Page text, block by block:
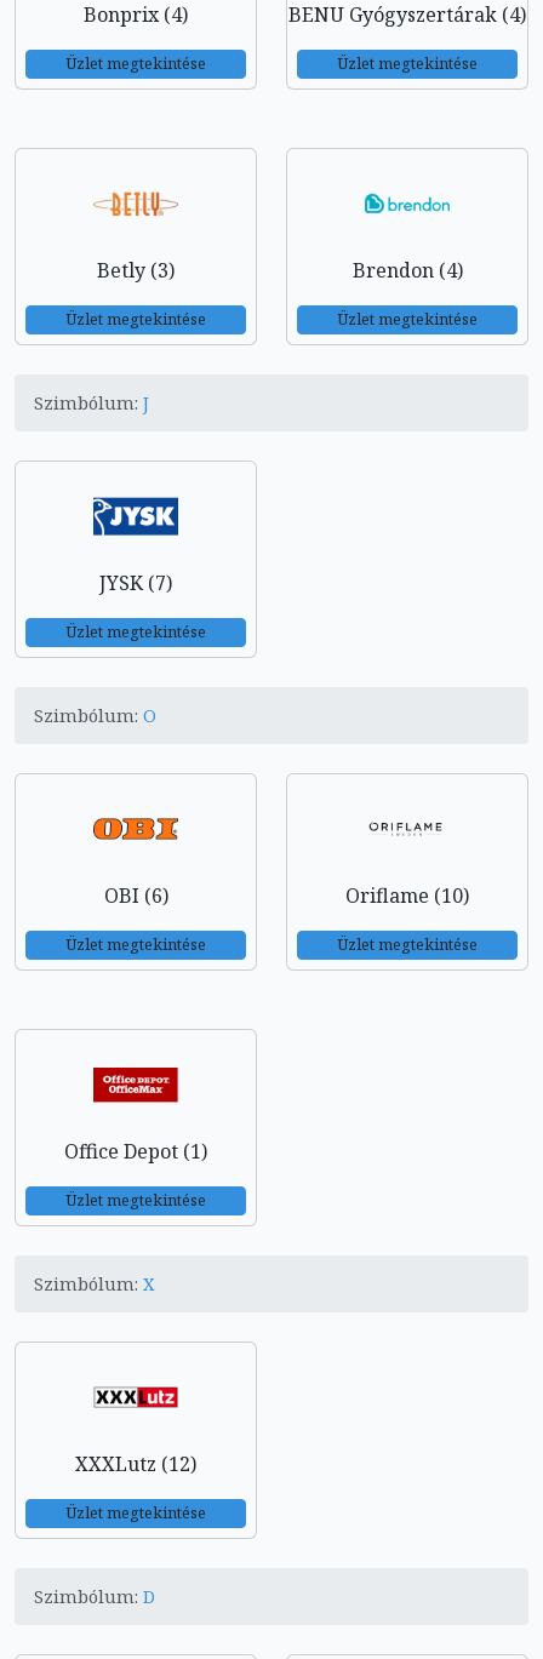
Bonprix (4)
Üzlet megtekintése
BENU Gyógyszertárak (4)
Üzlet megtekintése
Betly (3)
Üzlet megtekintése
Brendon (4)
Üzlet megtekintése
Szimbólum: J
JYSK (7)
Üzlet megtekintése
Szimbólum: O
OBI (6)
Üzlet megtekintése
Oriflame (10)
Üzlet megtekintése
Office Depot (1)
Üzlet megtekintése
Szimbólum: X
XXXLutz (12)
Üzlet megtekintése
Szimbólum: D